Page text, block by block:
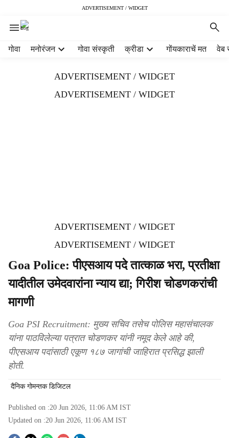
ADVERTISEMENT / WIDGET
गोवा मनोरंजन गोवा संस्कृती क्रीडा गोंयकाराचें मत वेब
ADVERTISEMENT / WIDGET
ADVERTISEMENT / WIDGET
ADVERTISEMENT / WIDGET
ADVERTISEMENT / WIDGET
Goa Police: पीएसआय पदे तात्काळ भरा, प्रतीक्षा
यादीतील उमेदवारांना न्याय द्या; गिरीश चोडणकरांची
मागणी
Goa PSI Recruitment: मुख्य सचिव तसेच पोलिस महासंचालक
यांना पाठविलेल्या पत्रात चोडणकर यांनी नमूद केले आहे की,
पीएसआय पदांसाठी एकूण १८७ जागांची जाहिरात प्रसिद्ध झाली
होती.
दैनिक गोमन्तक डिजिटल
Published on :20 Jun 2026, 11:06 AM IST
Updated on :20 Jun 2026, 11:06 AM IST